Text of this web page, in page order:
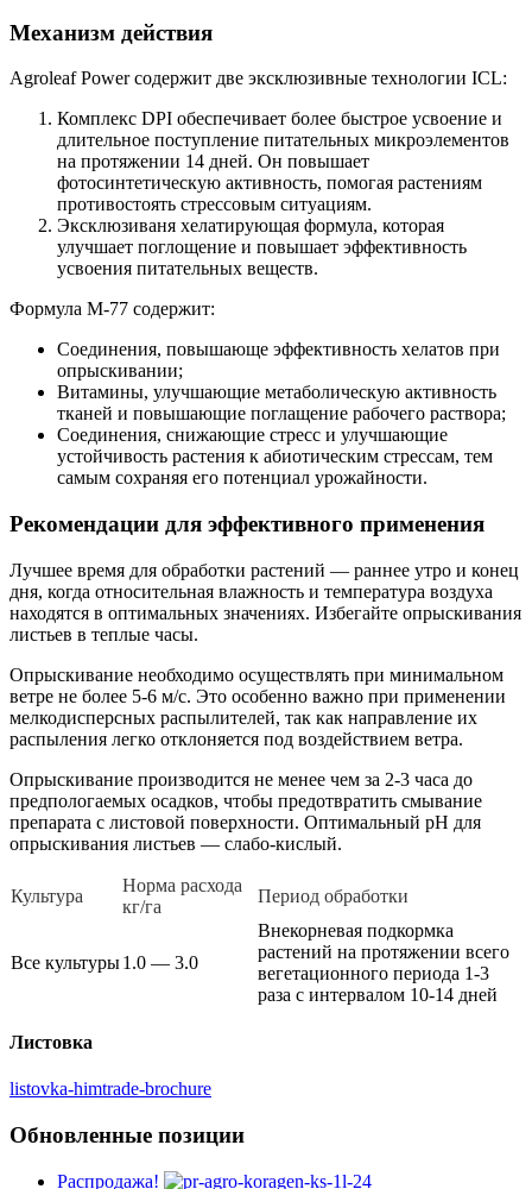
Механизм действия
Agroleaf Power содержит две эксклюзивные технологии ICL:
Комплекс DPI обеспечивает более быстрое усвоение и
длительное поступление питательных микроэлементов
на протяжении 14 дней. Он повышает
фотосинтетическую активность, помогая растениям
противостоять стрессовым ситуациям.
Эксклюзиваня хелатирующая формула, которая
улучшает поглощение и повышает эффективность
усвоения питательных веществ.
Формула М-77 содержит:
Соединения, повышающе эффективность хелатов при
опрыскивании;
Витамины, улучшающие метаболическую активность
тканей и повышающие поглащение рабочего раствора;
Соединения, снижающие стресс и улучшающие
устойчивость растения к абиотическим стрессам, тем
самым сохраняя его потенциал урожайности.
Рекомендации для эффективного применения
Лучшее время для обработки растений — раннее утро и конец
дня, когда относительная влажность и температура воздуха
находятся в оптимальных значениях. Избегайте опрыскивания
листьев в теплые часы.
Опрыскивание необходимо осуществлять при минимальном
ветре не более 5-6 м/с. Это особенно важно при применении
мелкодисперсных распылителей, так как направление их
распыления легко отклоняется под воздействием ветра.
Опрыскивание производится не менее чем за 2-3 часа до
предпологаемых осадков, чтобы предотвратить смывание
препарата с листовой поверхности. Оптимальный рН для
опрыскивания листьев — слабо-кислый.
Культура
Норма расхода
кг/га
Период обработки
Все культуры1.0 — 3.0
Внекорневая подкормка
растений на протяжении всего
вегетационного периода 1-3
раза с интервалом 10-14 дней
Листовка
listovka-himtrade-brochure
Обновленные позиции
Распродажа!